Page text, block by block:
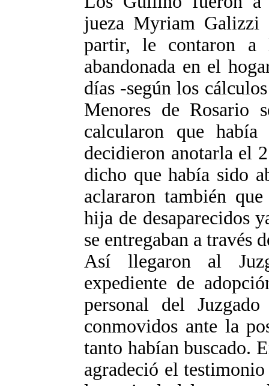
jueza Myriam Galizzi
partir, le contaron
abandonada en el
días -según los
Menores de Rosario
calcularon que
decidieron anotarla el
dicho que había sido
aclararon también
hija de desaparecidos
se entregaban a través
Así llegaron al
expediente de
personal del
conmovidos ante la
tanto habían buscado.
agradeció el